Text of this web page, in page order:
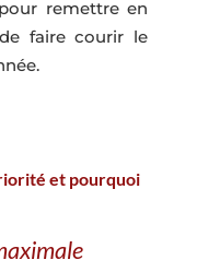
remettre en
faire courir le
et pourquoi